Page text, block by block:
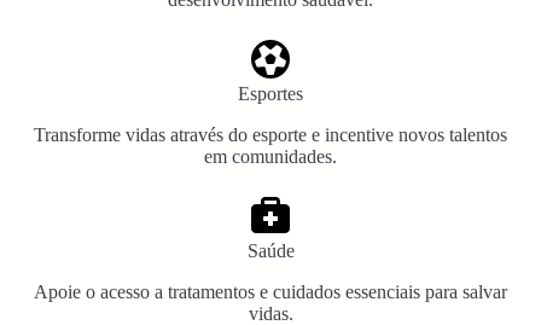
Esportes
Transforme vidas através do esporte e incentive novos talentos
em comunidades.
Saúde
Apoie o acesso a tratamentos e cuidados essenciais para salvar
vidas.